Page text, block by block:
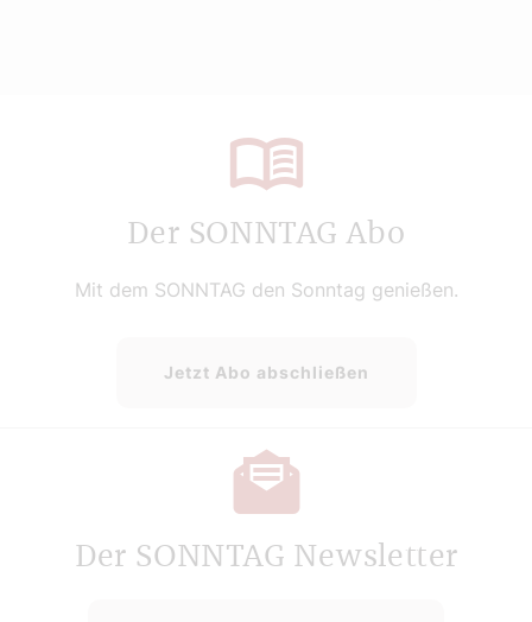
Der SONNTAG Abo
Mit dem SONNTAG den Sonntag genießen.
Jetzt Abo abschließen
Der SONNTAG Newsletter